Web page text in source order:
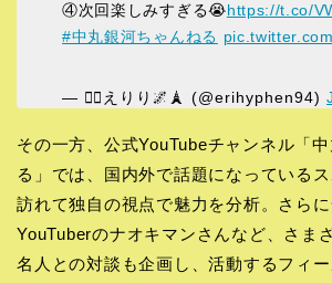
④次回楽しみすぎる😭 https://t.co/
#中丸銀河ちゃんねる
— 🏴‍☠️えりり🌌🗼 (@erihyphen94)
その一方、公式YouTubeチャンネル「
る」では、国内外で話題になっている
訪れて独自の視点で魅力を分析。さら
YouTuberのナオキマンさんなど、さま
名人との対談も企画し、活動するフィ